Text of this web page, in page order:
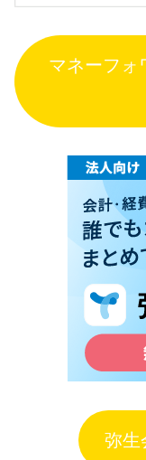
マネーフ
弥生